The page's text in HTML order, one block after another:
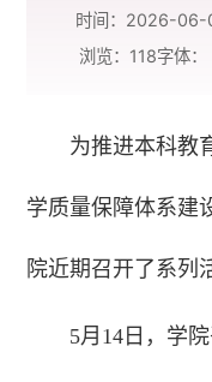
时间：2026-06-
浏览： 118字体：
为推进本科教
学质量保障体系建
院近期召开了系列
5月14日，学